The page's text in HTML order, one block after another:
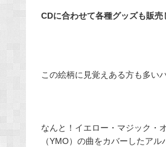
CDに合わせて各種グッズも販売
この絵柄に見覚えある方も多い
なんと！イエロー・マジック・
（YMO）の曲をカバーしたアル